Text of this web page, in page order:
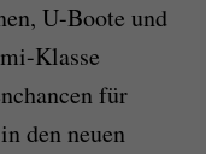
U-Boote und
Klasse
für
den neuen